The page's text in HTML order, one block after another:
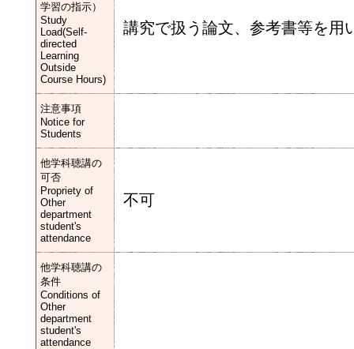
学習の指示）
Study
Load(Self-
directed
Learning
Outside
Course Hours)
講究で扱う論文、参考書等を用
注意事項
Notice for
Students
他学科聴講の
可否
Propriety of
Other
department
student's
attendance
不可
他学科聴講の
条件
Conditions of
Other
department
student's
attendance